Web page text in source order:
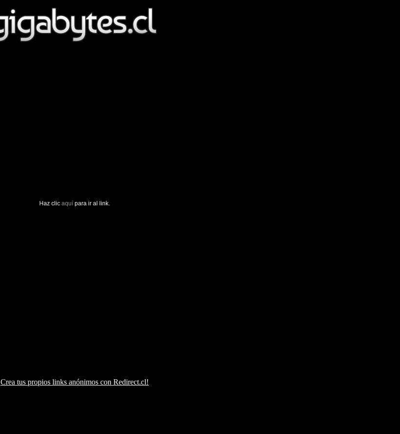
Haz clic aquí para ir al link.
Crea tus propios links anónimos con Redirect.cl!